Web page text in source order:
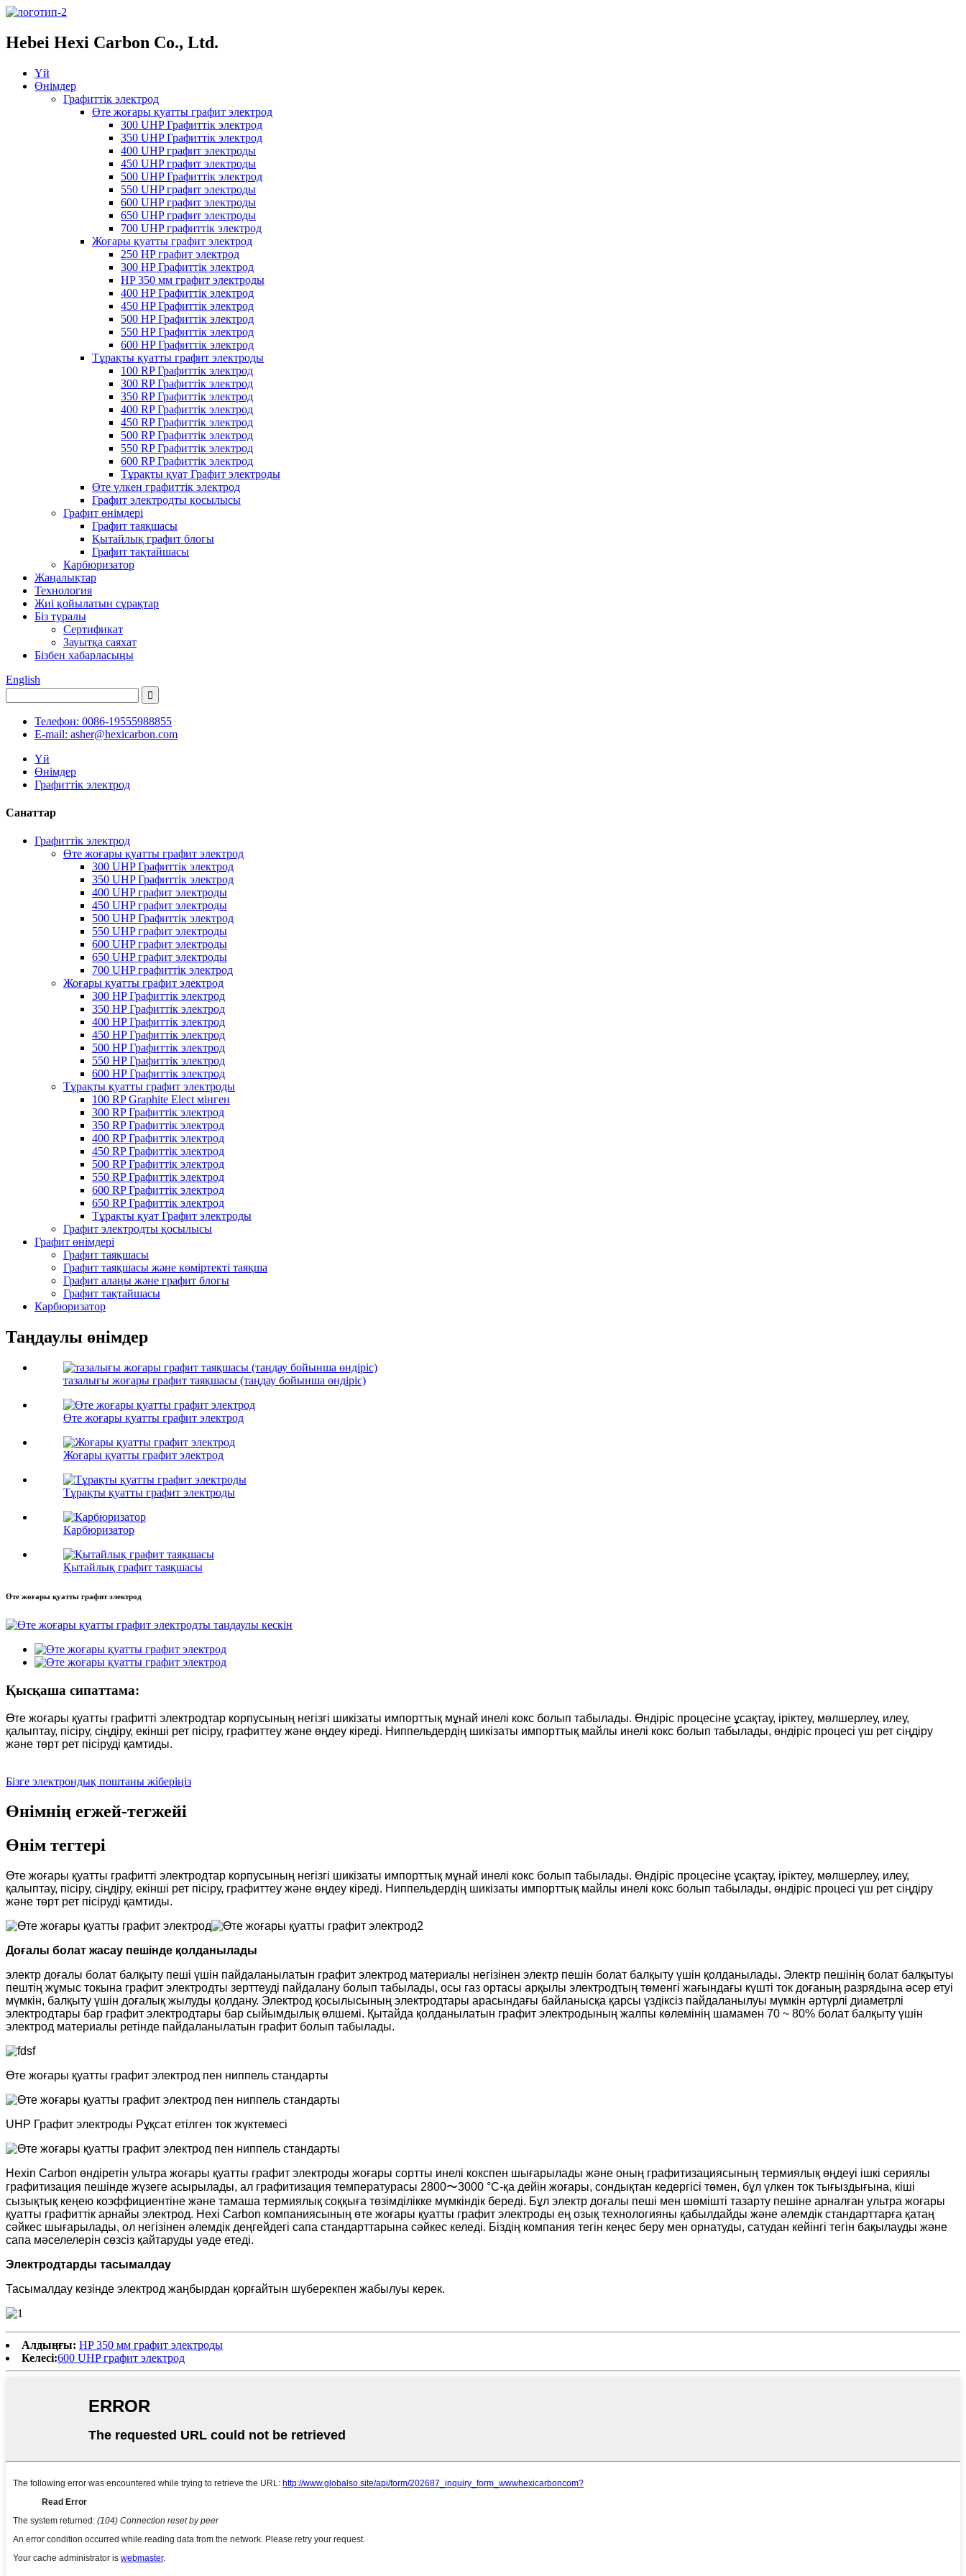
Hebei Hexi Carbon Co., Ltd.
Үй
Өнімдер
Графиттік электрод
Өте жоғары қуатты графит электрод
300 UHP Графиттік электрод
350 UHP Графиттік электрод
400 UHP графит электроды
450 UHP графит электроды
500 UHP Графиттік электрод
550 UHP графит электроды
600 UHP графит электроды
650 UHP графит электроды
700 UHP графиттік электрод
Жоғары қуатты графит электрод
250 HP графит электрод
300 HP Графиттік электрод
HP 350 мм графит электроды
400 HP Графиттік электрод
450 HP Графиттік электрод
500 HP Графиттік электрод
550 HP Графиттік электрод
600 HP Графиттік электрод
Тұрақты қуатты графит электроды
100 RP Графиттік электрод
300 RP Графиттік электрод
350 RP Графиттік электрод
400 RP Графиттік электрод
450 RP Графиттік электрод
500 RP Графиттік электрод
550 RP Графиттік электрод
600 RP Графиттік электрод
Тұрақты қуат Графит электроды
Өте үлкен графиттік электрод
Графит электродты қосылысы
Графит өнімдері
Графит таяқшасы
Қытайлық графит блогы
Графит тақтайшасы
Карбюризатор
Жаңалықтар
Технология
Жиі қойылатын сұрақтар
Біз туралы
Сертификат
Зауытқа саяхат
Бізбен хабарласыңы
English
Телефон: 0086-19555988855
E-mail: asher@hexicarbon.com
Үй
Өнімдер
Графиттік электрод
Санаттар
Графиттік электрод
Өте жоғары қуатты графит электрод
300 UHP Графиттік электрод
350 UHP Графиттік электрод
400 UHP графит электроды
450 UHP графит электроды
500 UHP Графиттік электрод
550 UHP графит электроды
600 UHP графит электроды
650 UHP графит электроды
700 UHP графиттік электрод
Жоғары қуатты графит электрод
300 HP Графиттік электрод
350 HP Графиттік электрод
400 HP Графиттік электрод
450 HP Графиттік электрод
500 HP Графиттік электрод
550 HP Графиттік электрод
600 HP Графиттік электрод
Тұрақты қуатты графит электроды
100 RP Graphite Elect мінген
300 RP Графиттік электрод
350 RP Графиттік электрод
400 RP Графиттік электрод
450 RP Графиттік электрод
500 RP Графиттік электрод
550 RP Графиттік электрод
600 RP Графиттік электрод
650 RP Графиттік электрод
Тұрақты қуат Графит электроды
Графит электродты қосылысы
Графит өнімдері
Графит таяқшасы
Графит таяқшасы және көміртекті таяқша
Графит алаңы және графит блогы
Графит тақтайшасы
Карбюризатор
Таңдаулы өнімдер
тазалығы жоғары графит таяқшасы (таңдау бойынша өндіріс)
Өте жоғары қуатты графит электрод
Жоғары қуатты графит электрод
Тұрақты қуатты графит электроды
Карбюризатор
Қытайлық графит таяқшасы
Өте жоғары қуатты графит электрод
Қысқаша сипаттама:
Өте жоғары қуатты графитті электродтар корпусының негізгі шикізаты импорттық мұнай инелі кокс болып табылады. Өндіріс процесіне ұсақтау, іріктеу, мөлшерлеу, илеу,
қалыптау, пісіру, сіңдіру, екінші рет пісіру, графиттеу және өңдеу кіреді. Ниппельдердің шикізаты импорттық майлы инелі кокс болып табылады, өндіріс процесі үш рет сіңдіру
және төрт рет пісіруді қамтиды.
Бізге электрондық поштаны жіберіңіз
Өнімнің егжей-тегжейі
Өнім тегтері
Өте жоғары қуатты графитті электродтар корпусының негізгі шикізаты импорттық мұнай инелі кокс болып табылады. Өндіріс процесіне ұсақтау, іріктеу, мөлшерлеу, илеу,
қалыптау, пісіру, сіңдіру, екінші рет пісіру, графиттеу және өңдеу кіреді. Ниппельдердің шикізаты импорттық майлы инелі кокс болып табылады, өндіріс процесі үш рет сіңдіру
және төрт рет пісіруді қамтиды.
Доғалы болат жасау пешінде қолданылады
электр доғалы болат балқыту пеші үшін пайдаланылатын графит электрод материалы негізінен электр пешін болат балқыту үшін қолданылады. Электр пешінің болат балқытуы
пештің жұмыс токына графит электродты зерттеуді пайдалану болып табылады, осы газ ортасы арқылы электродтың төменгі жағындағы күшті ток доғаның разрядына әсер етуі
мүмкін, балқыту үшін доғалық жылуды қолдану. Электрод қосылысының электродтары арасындағы байланысқа қарсы үздіксіз пайдаланылуы мүмкін әртүрлі диаметрлі
электродтары бар графит электродтары бар сыйымдылық өлшемі. Қытайда қолданылатын графит электродының жалпы көлемінің шамамен 70 ~ 80% болат балқыту үшін
электрод материалы ретінде пайдаланылатын графит болып табылады.
Өте жоғары қуатты графит электрод пен ниппель стандарты
UHP Графит электроды Рұқсат етілген ток жүктемесі
Hexin Carbon өндіретін ультра жоғары қуатты графит электроды жоғары сортты инелі кокспен шығарылады және оның графитизациясының термиялық өңдеуі ішкі сериялы
графитизация пешінде жүзеге асырылады, ал графитизация температурасы 2800〜3000 °C-қа дейін жоғары, сондықтан кедергісі төмен, бұл үлкен ток тығыздығына, кіші
сызықтық кеңею коэффициентіне және тамаша термиялық соққыға төзімділікке мүмкіндік береді. Бұл электр доғалы пеші мен шөмішті тазарту пешіне арналған ультра жоғары
қуатты графиттік арнайы электрод. Hexi Carbon компаниясының өте жоғары қуатты графит электроды ең озық технологияны қабылдайды және әлемдік стандарттарға қатаң
сәйкес шығарылады, ол негізінен әлемдік деңгейдегі сапа стандарттарына сәйкес келеді. Біздің компания тегін кеңес беру мен орнатуды, сатудан кейінгі тегін бақылауды және
сапа мәселелерін сөзсіз қайтаруды уәде етеді.
Электродтарды тасымалдау
Тасымалдау кезінде электрод жаңбырдан қорғайтын шүберекпен жабылуы керек.
Алдыңғы: HP 350 мм графит электроды
Келесі:600 UHP графит электрод